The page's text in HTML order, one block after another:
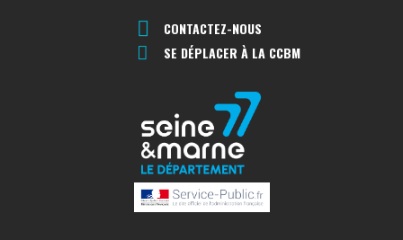
CONTACTEZ-NOUS
SE DÉPLACER À LA CCBM